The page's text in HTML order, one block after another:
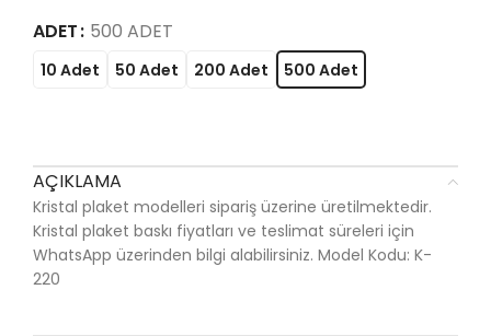
ADET 500 ADET
10 Adet 50 Adet 200 Adet 500 Adet
AÇIKLAMA
Kristal plaket modelleri sipariş üzerine üretilmektedir.
Kristal plaket baskı fiyatları ve teslimat süreleri için
WhatsApp üzerinden bilgi alabilirsiniz. Model Kodu: K-
220